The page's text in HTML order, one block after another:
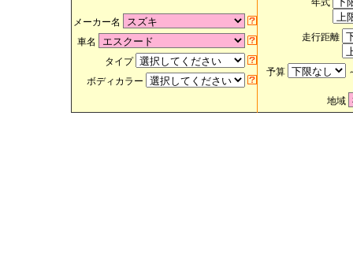
メーカー名
車名
タイプ
ボディカラー
年式
走行距離
予算
地域